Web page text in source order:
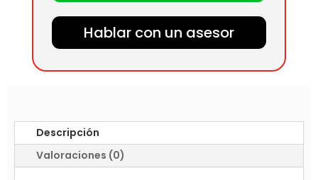
Hablar con un asesor
Descripción
Valoraciones (0)